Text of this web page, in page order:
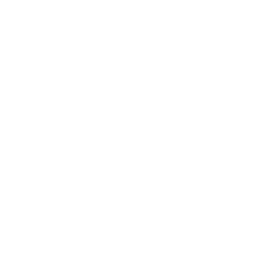
Prenumera
Prenumera på vårt